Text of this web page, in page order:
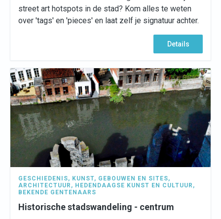
street art hotspots in de stad? Kom alles te weten
over 'tags' en 'pieces' en laat zelf je signatuur achter.
Details
GESCHIEDENIS, KUNST, GEBOUWEN EN SITES,
ARCHITECTUUR , HEDENDAAGSE KUNST EN CULTUUR ,
BEKENDE GENTENAARS
Historische stadswandeling - centrum